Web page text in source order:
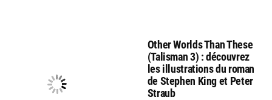
Other Worlds Than These
(Talisman 3) : découvrez
les illustrations du roman
de Stephen King et Peter
Straub